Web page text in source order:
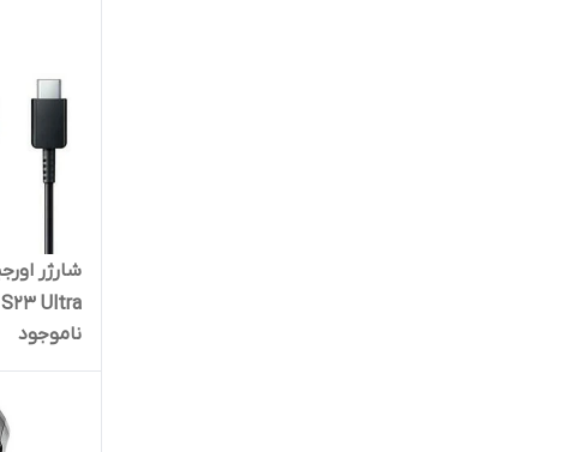
S23 Ultra به همراه کابل
ناموجود